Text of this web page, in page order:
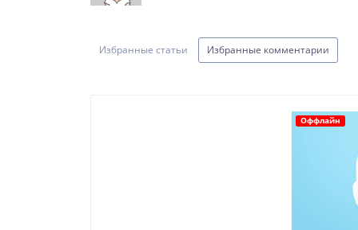
Избранные статьи Избранные комментарии
Оффлайн